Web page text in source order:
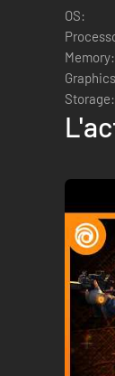
OS:
Memory:
Storage: